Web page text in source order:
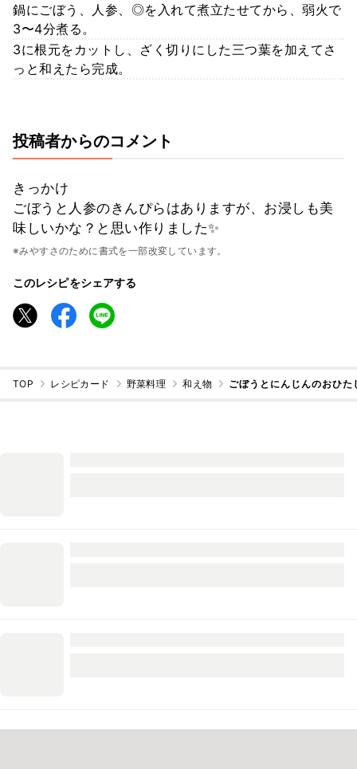
鍋にごぼう、人参、◎を入れて煮立たせてから、弱火で
3〜4分煮る。
3に根元をカットし、ざく切りにした三つ葉を加えてさ
っと和えたら完成。
投稿者からのコメント
きっかけ
ごぼうと人参のきんぴらはありますが、お浸しも美
味しいかな？と思い作りました✨
※みやすさのために書式を一部改変しています。
このレシピをシェアする
TOP レシピカード 野菜料理 和え物 ごぼうとにんじんのおひた